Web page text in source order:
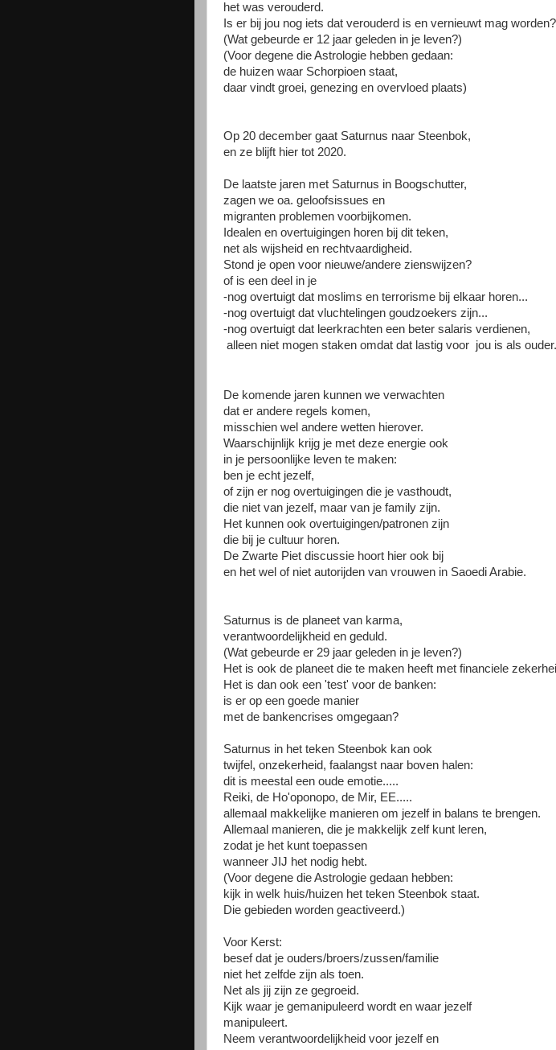
het was verouderd.
Is er bij jou nog iets dat verouderd is en vernieuwt mag worden?
(Wat gebeurde er 12 jaar geleden in je leven?)
(Voor degene die Astrologie hebben gedaan:
de huizen waar Schorpioen staat,
daar vindt groei, genezing en overvloed plaats)
Op 20 december gaat Saturnus naar Steenbok,
en ze blijft hier tot 2020.
De laatste jaren met Saturnus in Boogschutter,
zagen we oa. geloofsissues en
migranten problemen voorbijkomen.
Idealen en overtuigingen horen bij dit teken,
net als wijsheid en rechtvaardigheid.
Stond je open voor nieuwe/andere zienswijzen?
of is een deel in je
-nog overtuigt dat moslims en terrorisme bij elkaar horen...
-nog overtuigt dat vluchtelingen goudzoekers zijn...
-nog overtuigt dat leerkrachten een beter salaris verdienen,
alleen niet mogen staken omdat dat lastig voor jou is als ouder.
De komende jaren kunnen we verwachten
dat er andere regels komen,
misschien wel andere wetten hierover.
Waarschijnlijk krijg je met deze energie ook
in je persoonlijke leven te maken:
ben je echt jezelf,
of zijn er nog overtuigingen die je vasthoudt,
die niet van jezelf, maar van je family zijn.
Het kunnen ook overtuigingen/patronen zijn
die bij je cultuur horen.
De Zwarte Piet discussie hoort hier ook bij
en het wel of niet autorijden van vrouwen in Saoedi Arabie.
Saturnus is de planeet van karma,
verantwoordelijkheid en geduld.
(Wat gebeurde er 29 jaar geleden in je leven?)
Het is ook de planeet die te maken heeft met financiele
Het is dan ook een 'test' voor de banken:
is er op een goede manier
met de bankencrises omgegaan?
Saturnus in het teken Steenbok kan ook
twijfel, onzekerheid, faalangst naar boven halen:
dit is meestal een oude emotie.....
Reiki, de Ho'oponopo, de Mir, EE.....
allemaal makkelijke manieren om jezelf in balans te brengen.
Allemaal manieren, die je makkelijk zelf kunt leren,
zodat je het kunt toepassen
wanneer JIJ het nodig hebt.
(Voor degene die Astrologie gedaan hebben:
kijk in welk huis/huizen het teken Steenbok staat.
Die gebieden worden geactiveerd.)
Voor Kerst:
besef dat je ouders/broers/zussen/familie
niet het zelfde zijn als toen.
Net als jij zijn ze gegroeid.
Kijk waar je gemanipuleerd wordt en waar jezelf
manipuleert.
Neem verantwoordelijkheid voor jezelf en